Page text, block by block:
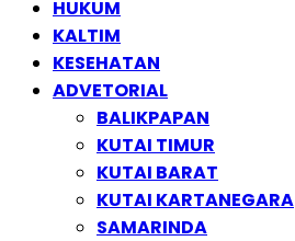
HUKUM
KALTIM
KESEHATAN
ADVETORIAL
BALIKPAPAN
KUTAI TIMUR
KUTAI BARAT
KUTAI KARTANEGARA
SAMARINDA